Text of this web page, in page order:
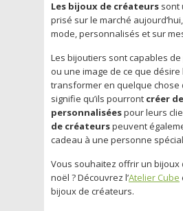
Les bijoux de créateurs sont
prisé sur le marché
mode, personnalisés et sur
Les bijoutiers sont capables
ou une image de ce que
transformer en quelque chose
signifie qu’ils pourront créer
personnaliséespour leurs
de créateurspeuvent
cadeau à une personne
Vous souhaitez offrir un bijoux
noël ? Découvrez l’Atelier Cube
bijoux de créateurs.